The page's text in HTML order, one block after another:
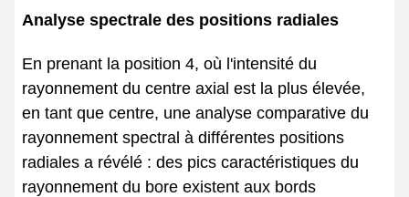
Analyse spectrale des positions radiales
En prenant la position 4, où l'intensité du
rayonnement du centre axial est la plus élevée,
en tant que centre, une analyse comparative du
rayonnement spectral à différentes positions
radiales a révélé : des pics caractéristiques du
rayonnement du bore existent aux bords